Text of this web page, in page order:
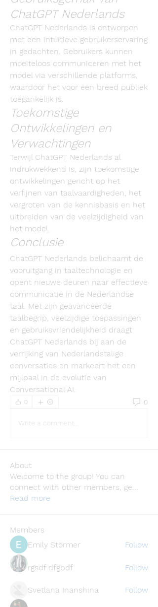
ChatGPT Nederlands
ChatGPT Nederlands is ontworpen
met een intuïtieve gebruikerservaring
in gedachten. Gebruikers kunnen
moeiteloos communiceren met het
model via verschillende platforms,
waardoor het voor een breed publiek
toegankelijk is.
Toekomstige
Ontwikkelingen en
Verwachtingen
Terwijl ChatGPT Nederlands al
indrukwekkend is, zijn toekomstige
ontwikkelingen gericht op het
verfijnen van taalvaardigheden, het
vergroten van de kennisbasis en het
uitbreiden van de veelzijdigheid van
het model.
Conclusie
ChatGPT Nederlands belichaamt de
vooruitgang in taaltechnologie en
opent nieuwe deuren naar effectieve
communicatie in de Nederlandse
taal. Met zijn geavanceerde
taalbegrip, veelzijdige toepassingen
en gebruiksvriendelijkheid draagt
ChatGPT Nederlands bij aan de
verrijking van Nederlandstalige
conversaties en markeert het een
mijlpaal in de evolutie van
Conversational AI.
0 0
Write a comment...
About
Welcome to the group! You can
connect with other members, ge...
Read more
Members
Emily Störmer
Follow
rgsdf dfgbdf Follow
Svetlana Inanshina Follow